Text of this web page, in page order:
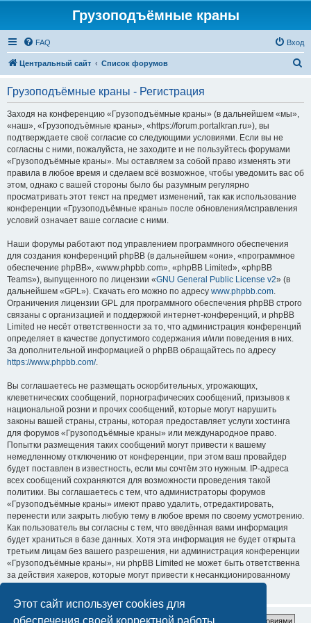
Этот сайт использует cookies для
обеспечения своей корректной работы.
Грузоподъёмные краны
FAQ Вход
Центральный сайт Список форумов
Грузоподъёмные краны - Регистрация
Заходя на конференцию «Грузоподъёмные краны» (в дальнейшем «мы»,
«наш», «Грузоподъёмные краны», «https://forum.portalkran.ru»), вы
подтверждаете своё согласие со следующими условиями. Если вы не
согласны с ними, пожалуйста, не заходите и не пользуйтесь форумами
«Грузоподъёмные краны». Мы оставляем за собой право изменять эти
правила в любое время и сделаем всё возможное, чтобы уведомить вас об
этом, однако с вашей стороны было бы разумным регулярно
просматривать этот текст на предмет изменений, так как использование
конференции «Грузоподъёмные краны» после обновления/исправления
условий означает ваше согласие с ними.
Наши форумы работают под управлением программного обеспечения
для создания конференций phpBB (в дальнейшем «они», «программное
обеспечение phpBB», «www.phpbb.com», «phpBB Limited», «phpBB
Teams»), выпущенного по лицензии «GNU General Public License v2» (в
дальнейшем «GPL»). Скачать его можно по адресу www.phpbb.com.
Ограничения лицензии GPL для программного обеспечения phpBB строго
связаны с организацией и поддержкой интернет-конференций, и phpBB
Limited не несёт ответственности за то, что администрация конференций
определяет в качестве допустимого содержания и/или поведения в них.
За дополнительной информацией о phpBB обращайтесь по адресу
https://www.phpbb.com/.
Вы соглашаетесь не размещать оскорбительных, угрожающих,
клеветнических сообщений, порнографических сообщений, призывов к
национальной розни и прочих сообщений, которые могут нарушить
законы вашей страны, страны, которая предоставляет услуги хостинга
для форумов «Грузоподъёмные краны» или международное право.
Попытки размещения таких сообщений могут привести к вашему
немедленному отключению от конференции, при этом ваш провайдер
будет поставлен в известность, если мы сочтём это нужным. IP-адреса
всех сообщений сохраняются для возможности проведения такой
политики. Вы соглашаетесь с тем, что администраторы форумов
«Грузоподъёмные краны» имеют право удалить, отредактировать,
перенести или закрыть любую тему в любое время по своему усмотрению.
Как пользователь вы согласны с тем, что введённая вами информация
будет храниться в базе данных. Хотя эта информация не будет открыта
третьим лицам без вашего разрешения, ни администрация конференции
«Грузоподъёмные краны», ни phpBB Limited не может быть ответственна
за действия хакеров, которые могут привести к несанкционированному